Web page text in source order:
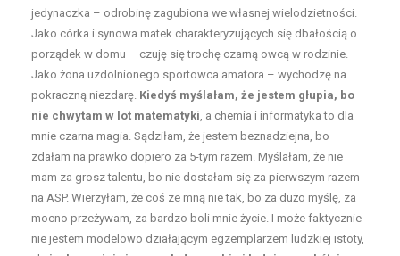
jedynaczka – odrobinę zagubiona we własnej wielodzietności.
Jako córka i synowa matek charakteryzujących się dbałością o
porządek w domu – czuję się trochę czarną owcą w rodzinie.
Jako żona uzdolnionego sportowca amatora – wychodzę na
pokraczną niezdarę. Kiedyś myślałam, że jestem głupia, bo
nie chwytam w lot matematyki, a chemia i informatyka to dla
mnie czarna magia. Sądziłam, że jestem beznadziejna, bo
zdałam na prawko dopiero za 5-tym razem. Myślałam, że nie
mam za grosz talentu, bo nie dostałam się za pierwszym razem
na ASP. Wierzyłam, że coś ze mną nie tak, bo za dużo myślę, za
mocno przeżywam, za bardzo boli mnie życie. I może faktycznie
nie jestem modelowo działającym egzemplarzem ludzkiej istoty,